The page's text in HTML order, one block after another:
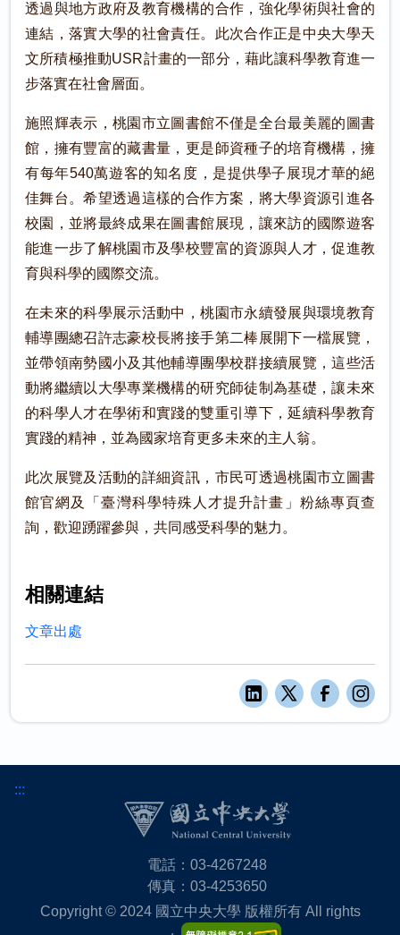
透過與地方政府及教育機構的合作，強化學術與社會的
連結，落實大學的社會責任。此次合作正是中央大學天
文所積極推動USR計畫的一部分，藉此讓科學教育進一
步落實在社會層面。
施照輝表示，桃園市立圖書館不僅是全台最美麗的圖書
館，擁有豐富的藏書量，更是師資種子的培育機構，擁
有每年540萬遊客的知名度，是提供學子展現才華的絕
佳舞台。希望透過這樣的合作方案，將大學資源引進各
校園，並將最終成果在圖書館展現，讓來訪的國際遊客
能進一步了解桃園市及學校豐富的資源與人才，促進教
育與科學的國際交流。
在未來的科學展示活動中，桃園市永續發展與環境教育
輔導團總召許志豪校長將接手第二棒展開下一檔展覽，
並帶領南勢國小及其他輔導團學校群接續展覽，這些活
動將繼續以大學專業機構的研究師徒制為基礎，讓未來
的科學人才在學術和實踐的雙重引導下，延續科學教育
實踐的精神，並為國家培育更多未來的主人翁。
此次展覽及活動的詳細資訊，市民可透過桃園市立圖書
館官網及「臺灣科學特殊人才提升計畫」粉絲專頁查
詢，歡迎踴躍參與，共同感受科學的魅力。
相關連結
文章出處
:::
電話：03-4267248
傳真：03-4253650
Copyright © 2024 國立中央大學 版權所有 All rights